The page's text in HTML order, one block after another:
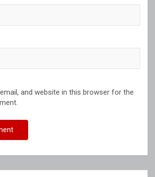
and website in this browser for the